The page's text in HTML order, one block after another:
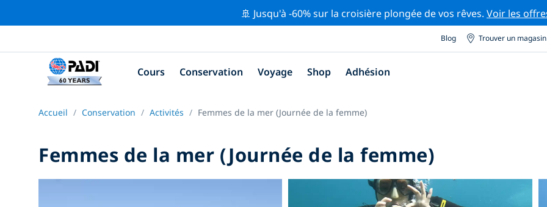
🚢 Jusqu'à -60% sur la croisière plongée de vos rêves. Voir les
Blog Trouver un
Cours Conservation Voyage Shop Adhésion
Accueil Conservation Activités Femmes de la mer (Journée de la femme)
Femmes de la mer (Journée de la femme)